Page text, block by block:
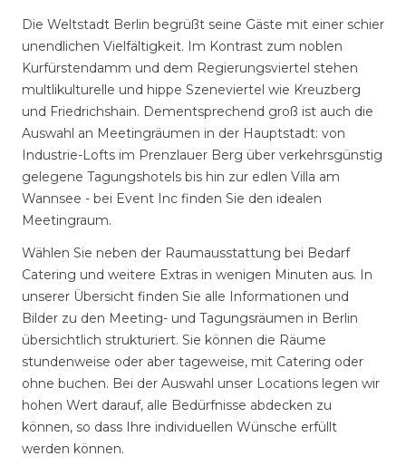
Die Weltstadt Berlin begrüßt seine Gäste mit einer schier
unendlichen Vielfältigkeit. Im Kontrast zum noblen
Kurfürstendamm und dem Regierungsviertel stehen
multlikulturelle und hippe Szeneviertel wie Kreuzberg
und Friedrichshain. Dementsprechend groß ist auch die
Auswahl an Meetingräumen in der Hauptstadt: von
Industrie-Lofts im Prenzlauer Berg über verkehrsgünstig
gelegene Tagungshotels bis hin zur edlen Villa am
Wannsee - bei Event Inc finden Sie den idealen
Meetingraum.
Wählen Sie neben der Raumausstattung bei Bedarf
Catering und weitere Extras in wenigen Minuten aus. In
unserer Übersicht finden Sie alle Informationen und
Bilder zu den Meeting- und Tagungsräumen in Berlin
übersichtlich strukturiert. Sie können die Räume
stundenweise oder aber tageweise, mit Catering oder
ohne buchen. Bei der Auswahl unser Locations legen wir
hohen Wert darauf, alle Bedürfnisse abdecken zu
können, so dass Ihre individuellen Wünsche erfüllt
werden können.